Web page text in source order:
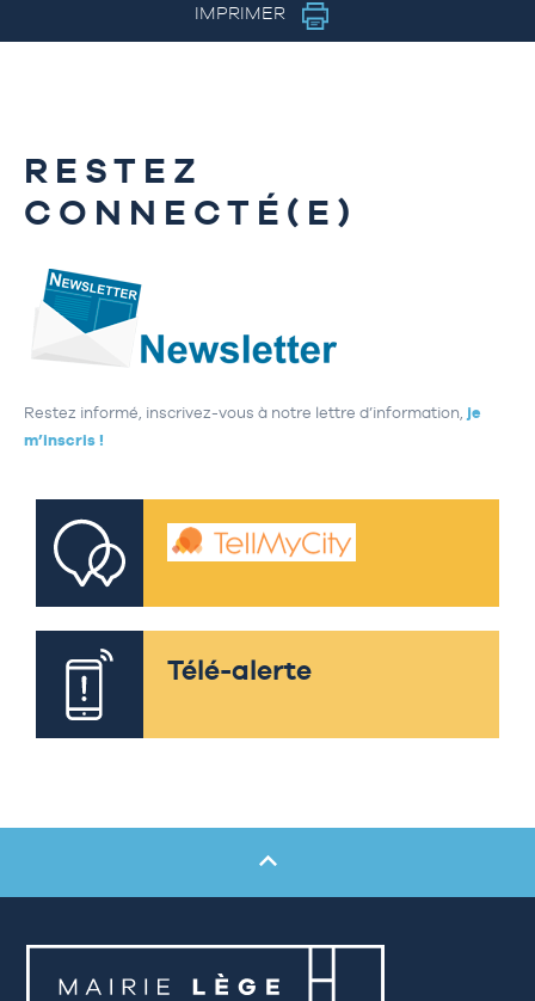
IMPRIMER
RESTEZ
CONNECTÉ(E)
Restez informé, inscrivez-vous à notre lettre d’information, je
m’inscris !
Télé-alerte